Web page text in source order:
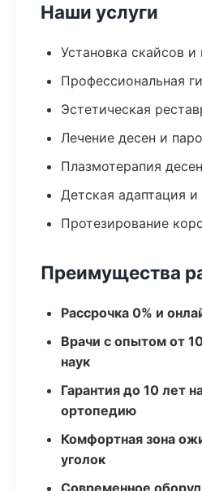
Наши услуги
Установка скайсов
Профессиональная
Эстетическая
Лечение десен и
Плазмотерапия десен
Детская адаптация и
Протезирование
Преимущества
Рассрочка 0% и
Врачи с опытом от
наук
Гарантия до 10 лет
ортопедию
Комфортная зона
уголок
Современное